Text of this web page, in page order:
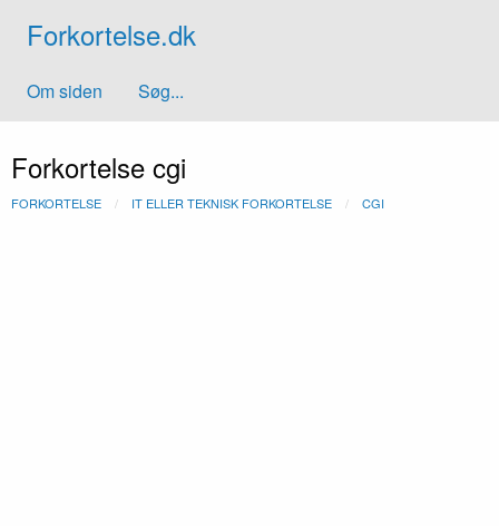
Forkortelse.dk
Om siden Søg...
Forkortelse cgi
FORKORTELSE IT ELLER TEKNISK FORKORTELSE CGI